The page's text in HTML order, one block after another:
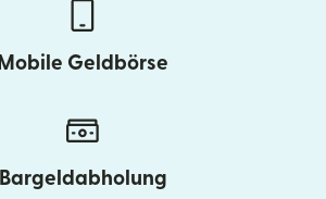
Mobile Geldbörse
Bargeldabholung